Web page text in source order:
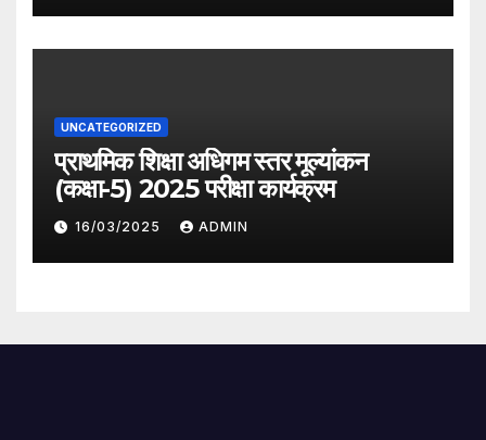
UNCATEGORIZED
प्राथमिक शिक्षा अधिगम स्तर मूल्यांकन
(कक्षा-5) 2025 परीक्षा कार्यक्रम
16/03/2025 ADMIN